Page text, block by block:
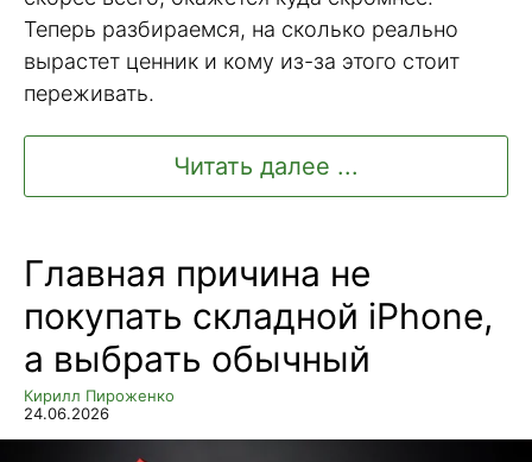
Теперь разбираемся, на сколько реально
вырастет ценник и кому из-за этого стоит
переживать.
Читать далее ...
Главная причина не
покупать складной iPhone,
а выбрать обычный
Кирилл Пироженко
24.06.2026